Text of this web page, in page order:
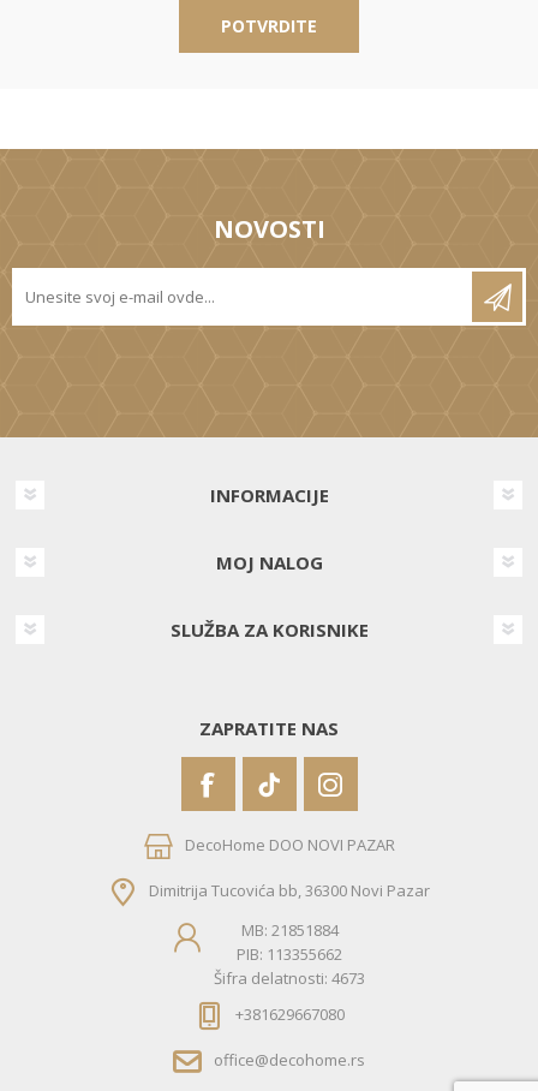
POTVRDITE
NOVOSTI
INFORMACIJE
MOJ NALOG
SLUŽBA ZA KORISNIKE
ZAPRATITE NAS
DecoHome DOO NOVI PAZAR
Dimitrija Tucovića bb, 36300 Novi Pazar
MB: 21851884
PIB: 113355662
Šifra delatnosti: 4673
+381629667080
office@decohome.rs